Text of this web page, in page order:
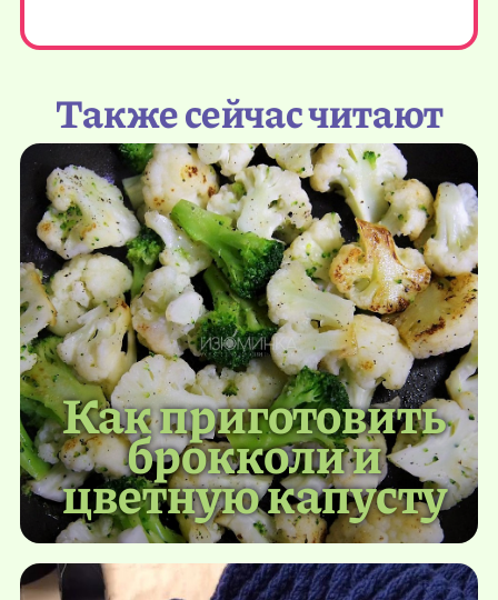
Также сейчас читают
Как приготовить
брокколи и
цветную капусту